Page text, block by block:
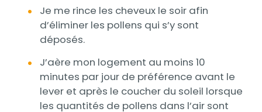
Je me rince les cheveux le soir afin
d’éliminer les pollens qui s’y sont
déposés.
J’aère mon logement au moins 10
minutes par jour de préférence avant le
lever et après le coucher du soleil lorsque
les quantités de pollens dans l’air sont